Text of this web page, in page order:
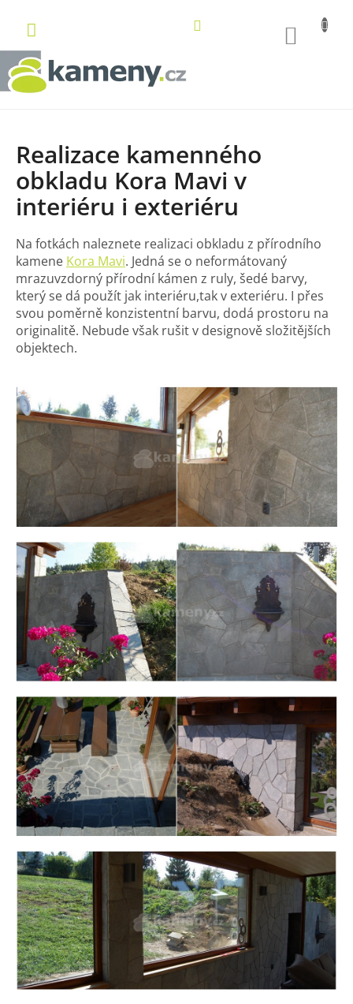
obsah
Realizace kamenného
obkladu Kora Mavi v
interiéru i exteriéru
Na fotkách naleznete realizaci obkladu z přírodního
kamene Kora Mavi. Jedná se o neformátovaný
mrazuvzdorný přírodní kámen z ruly, šedé barvy,
který se dá použít jak interiéru,tak v exteriéru. I přes
svou poměrně konzistentní barvu, dodá prostoru na
originalitě. Nebude však rušit v designově složitějších
objektech.